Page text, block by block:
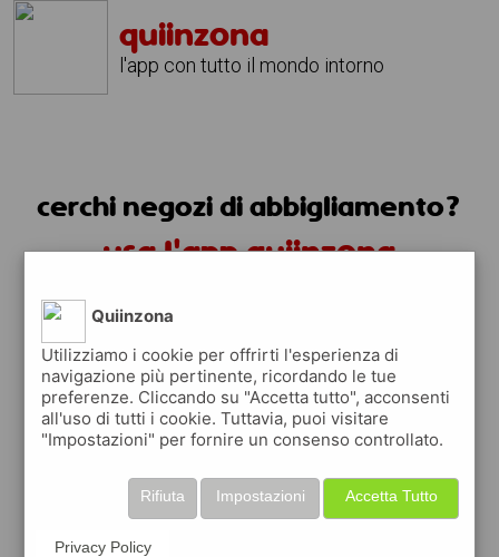
quiinzona
l'app con tutto il mondo intorno
cerchi negozi di abbigliamento?
usa l'app quiinzona
trovi i negozi di abbigliamento
scarica gratis
Quiinzona
Utilizziamo i cookie per offrirti l'esperienza di
navigazione più pertinente, ricordando le tue
preferenze. Cliccando su "Accetta tutto", acconsenti
all'uso di tutti i cookie. Tuttavia, puoi visitare
"Impostazioni" per fornire un consenso controllato.
Accetta Tutto
Impostazioni
Rifiuta
Privacy Policy